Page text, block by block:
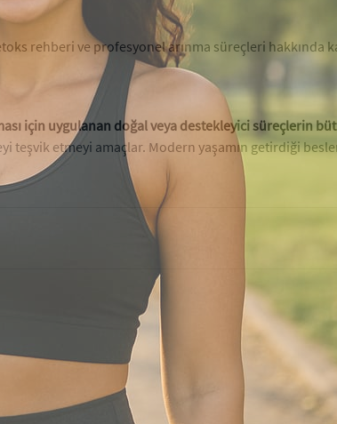
rehberi ve profesyonel arınma süreçleri hakkında
için uygulanan doğal veya destekleyici süreçlerin
etmeyi amaçlar. Modern yaşamın getirdiği